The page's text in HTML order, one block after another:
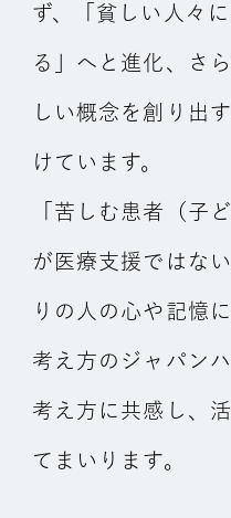
ず、「貧しい人々
る」へと進化、さ
しい概念を創り出
けています。
「苦しむ患者（子
が医療支援ではな
りの人の心や記憶
考え方のジャパン
考え方に共感し、
てまいります。